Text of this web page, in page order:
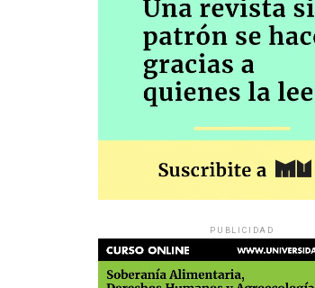
PUBLICIDAD